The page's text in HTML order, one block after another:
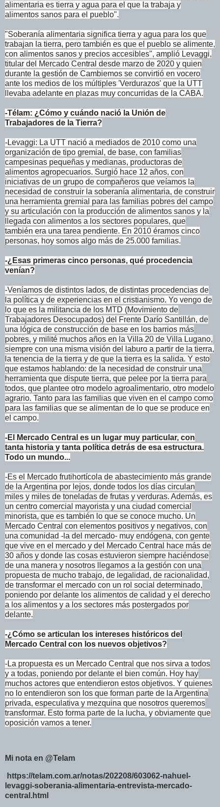
alimentaria es tierra y agua para el que la trabaja y
alimentos sanos para el pueblo".
"Soberanía alimentaria significa tierra y agua para los que
trabajan la tierra, pero también es que el pueblo se alimente,
con alimentos sanos y precios accesibles", amplió Levaggi,
titular del Mercado Central desde marzo de 2020 y quien
durante la gestión de Cambiemos se convirtió en vocero
ante los medios de los múltiples 'Verdurazos' que la UTT
llevaba adelante en plazas muy concurridas de la CABA.
-Télam: ¿Cómo y cuándo nació la Unión de
Trabajadores de la Tierra?
-Levaggi: La UTT nació a mediados de 2010 como una
organización de tipo gremial, de base, con familias
campesinas pequeñas y medianas, productoras de
alimentos agropecuarios. Surgió hace 12 años, con
iniciativas de un grupo de compañeros que veíamos la
necesidad de construir la soberanía alimentaria, de construir
una herramienta gremial para las familias pobres del campo
y su articulación con la producción de alimentos sanos y la
llegada con alimentos a los sectores populares, que
también era una tarea pendiente. En 2010 éramos cinco
personas, hoy somos algo más de 25.000 familias.
-¿Esas primeras cinco personas, qué procedencia
venían?
-Veníamos de distintos lados, de distintas procedencias de
la política y de experiencias en el cristianismo. Yo vengo de
lo que es la militancia de los MTD (Movimiento de
Trabajadores Desocupados) del Frente Darío Santillán, de
una lógica de construcción de base en los barrios más
pobres, y milité muchos años en la Villa 20 de Villa Lugano,
siempre con una misma visión del laburo a partir de la tierra,
la tenencia de la tierra y de que la tierra es la salida. Y esto
que estamos hablando: de la necesidad de construir una
herramienta que dispute tierra, que pelee por la tierra para
todos, que plantee otro modelo agroalimentario, otro modelo
agrario. Tanto para las familias que viven en el campo como
para las familias que se alimentan de lo que se produce en
el campo.
-El Mercado Central es un lugar muy particular, con
tanta historia y tanta política detrás de esa estructura.
Todo un mundo...
-Es el Mercado frutihortícola de abastecimiento más grande
de la Argentina por lejos, donde todos los días circulan
miles y miles de toneladas de frutas y verduras. Además, es
un centro comercial mayorista y una ciudad comercial
minorista, que es también lo que se conoce mucho. Un
Mercado Central con elementos positivos y negativos, con
una comunidad -la del mercado- muy endógena, con gente
que vive en el mercado y del Mercado Central hace más de
30 años y donde las cosas estuvieron siempre haciéndose
de una manera y nosotros llegamos a la gestión con una
propuesta de mucho trabajo, de legalidad, de racionalidad,
de transformar el mercado con un rol social determinado,
poniendo por delante los alimentos de calidad y el derecho
a los alimentos y a los sectores más postergados por
delante.
-¿Cómo se articulan los intereses históricos del
Mercado Central con los nuevos objetivos?
-La propuesta es un Mercado Central que nos sirva a todos
y a todas, poniendo por delante el bien común. Hoy hay
muchos actores que entendieron estos objetivos. Y quienes
no lo entendieron son los que forman parte de la Argentina
privada, especulativa y mezquina que nosotros queremos
transformar. Esto forma parte de la lucha, y obviamente que
oposición vamos a tener.
Mi nota en @Telam
https://telam.com.ar/notas/202208/603062-nahuel-
levaggi-soberania-alimentaria-entrevista-mercado-
central.html